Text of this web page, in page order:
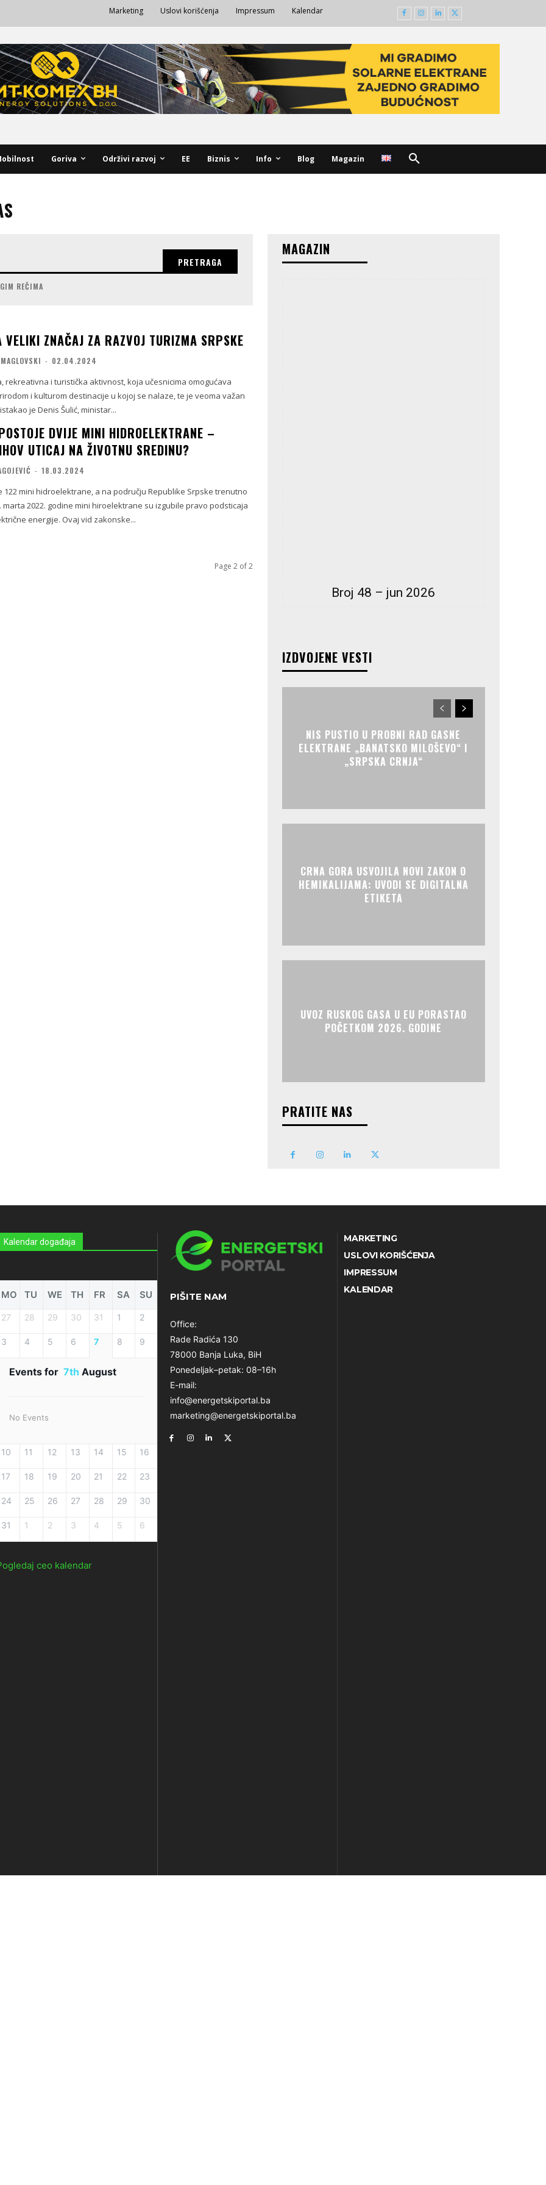
Marketing Uslovi korišćenja Impressum Kalendar
Goriva Održivi razvoj EE Biznis Info Blog Magazin
PRETRAGA
REČIMA
ZNAČAJ ZA RAZVOJ TURIZMA SRPSKE
- 02.04.2024
rekreativna i turistička aktivnost, koja učesnicima omogućava
i kulturom destinacije u kojoj se nalaze, te je veoma važan
je Denis Šulić, ministar...
DVIJE MINI HIDROELEKTRANE –
UTICAJ NA ŽIVOTNU SREDINU?
- 18.03.2024
122 mini hidroelektrane, a na području Republike Srpske trenutno
marta 2022. godine mini hiroelektrane su izgubile pravo podsticaja
energije. Ovaj vid zakonske...
Page 2 of 2
MAGAZIN
Broj 48 – jun 2026
IZDVOJENE VESTI
NIS PUSTIO U PROBNI RAD GASNE
ELEKTRANE „BANATSKO MILOŠEVO“ I
„SRPSKA CRNJA“
CRNA GORA USVOJILA NOVI ZAKON O
HEMIKALIJAMA: UVODI SE DIGITALNA
ETIKETA
UVOZ RUSKOG GASA U EU PORASTAO
POČETKOM 2026. GODINE
PRATITE NAS
Kalendar događaja
MO TU WE TH FR SA SU
27 28 29 30 31 1 2
3 4 5 6 7 8 9
Events for 7th August
No Events
10 11 12 13 14 15 16
17 18 19 20 21 22 23
24 25 26 27 28 29 30
31 1 2 3 4 5 6
ceo kalendar
PIŠITE NAM
Office:
Rade Radića 130
78000 Banja Luka, BiH
Ponedeljak–petak: 08–16h
E-mail:
info@energetskiportal.ba
marketing@energetskiportal.ba
MARKETING
USLOVI KORIŠĆENJA
IMPRESSUM
KALENDAR